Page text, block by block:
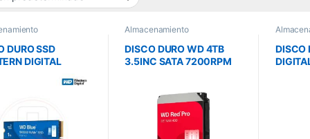
DURO SSD
DIGITAL
Almacenamiento
DISCO DURO WD 4TB
3.5INC SATA 7200RPM
DISCO